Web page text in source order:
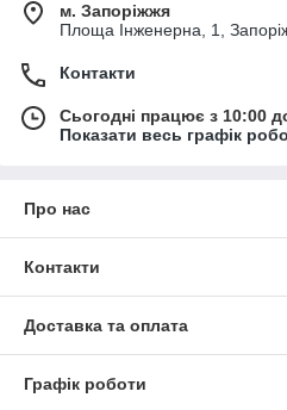
м. Запоріжжя
Площа Інженерна, 1,
Контакти
Сьогодні працює з 10:00
Показати весь графік
Про нас
Контакти
Доставка та оплата
Графік роботи